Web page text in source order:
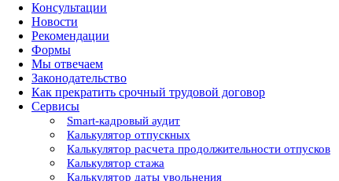
Консультации
Новости
Рекомендации
Формы
Мы отвечаем
Законодательство
Как прекратить срочный трудовой договор
Сервисы
Smart-кадровый аудит
Калькулятор отпускных
Калькулятор расчета продолжительности отпусков
Калькулятор стажа
Калькулятор даты увольнения